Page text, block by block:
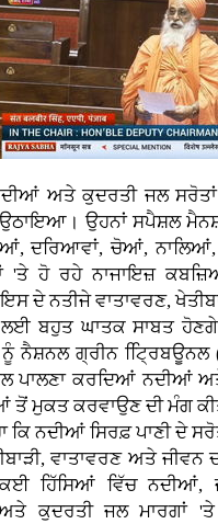
ਅਤੇ ਕੁਦਰਤੀ ਜਲ ਸਰੋਤਾਂ
ਉਠਾਇਆ। ਉਹਨਾਂ ਸਪੈਸ਼ਲ
ਦਰਿਆਵਾਂ, ਚੋਆਂ,
'ਤੇ ਹੋ ਰਹੇ ਨਾਜਾਇਜ਼
ਦੇ ਨਤੀਜੇ ਵਾਤਾਵਰਣ,
ਬਹੁਤ ਘਾਤਕ ਸਾਬਤ
ਨੈਸ਼ਨਲ ਗ੍ਰੀਨ ਟ੍ਰਿਿਬਊਨਲ
ਪਾਲਣਾ ਕਰਦਿਆਂ ਨਦੀਆਂ
ਤੋਂ ਮੁਕਤ ਕਰਵਾਉਣ ਦੀ ਮੰਗ
ਕਿ ਨਦੀਆਂ ਸਿਰਫ਼ ਪਾਣੀ ਦੇ
ਵਾਤਾਵਰਣ ਅਤੇ ਜੀਵਨ
ਹਿੱਸਿਆਂ ਵਿੱਚ ਨਦੀਆਂ,
ਅਤੇ ਕੁਦਰਤੀ ਜਲ ਮਾਰਗਾਂ